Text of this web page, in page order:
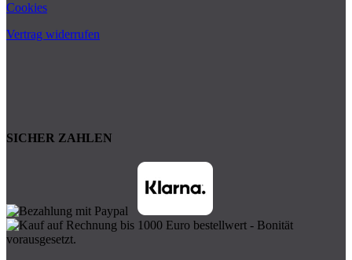
Cookies
Vertrag widerrufen
SICHER ZAHLEN